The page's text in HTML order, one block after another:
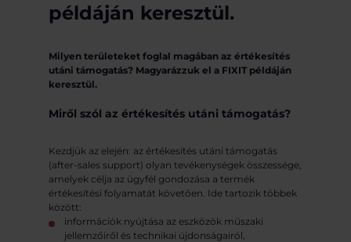
példáján keresztül.
Milyen területeket foglal magában az értékesítés
utáni támogatás? Magyarázzuk el a FIXIT példáján
keresztül.
Miről szól az értékesítés utáni támogatás?
Kezdjük az elején: az értékesítés utáni támogatás
(after-sales support) olyan tevékenységek összessége,
amelyek célja az ügyfél gondozása a termék
értékesítési folyamatát követően. Ide tartozik többek
között:
információk nyújtása az eszközök műszaki
jellemzőiről és technikai újdonságairól,